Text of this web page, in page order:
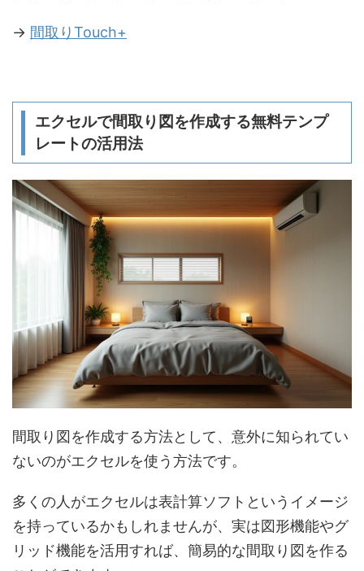
→ 間取りTouch+
エクセルで間取り図を作成する無料テンプ
レートの活用法
間取り図を作成する方法として、意外に知られてい
ないのがエクセルを使う方法です。
多くの人がエクセルは表計算ソフトというイメージ
を持っているかもしれませんが、実は図形機能やグ
リッド機能を活用すれば、簡易的な間取り図を作る